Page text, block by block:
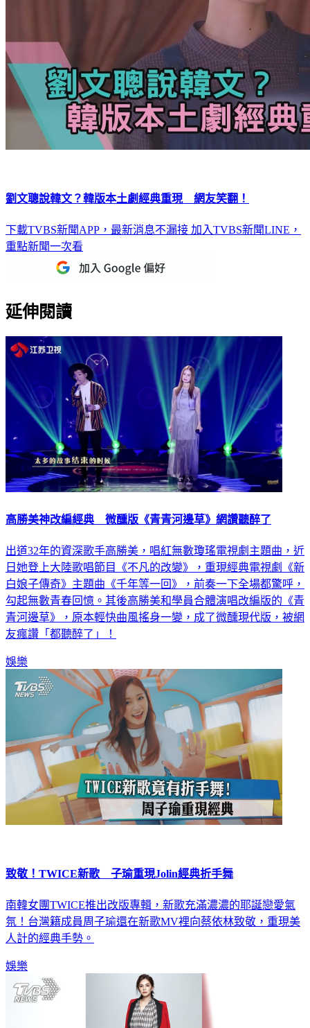
劉文聰說韓文？韓版本土劇經典重現 網友笑翻！
下載TVBS新聞APP，最新消息不漏接 加入TVBS新聞LINE，
重點新聞一次看
延伸閱讀
高勝美神改編經典 微醺版《青青河邊草》網讚聽醉了
出道32年的資深歌手高勝美，唱紅無數瓊瑤電視劇主題曲，近
日她登上大陸歌唱節目《不凡的改變》，重現經典電視劇《新
白娘子傳奇》主題曲《千年等一回》，前奏一下全場都驚呼，
勾起無數青春回憶。其後高勝美和學員合體演唱改編版的《青
青河邊草》，原本輕快曲風搖身一變，成了微醺現代版，被網
友瘋讚「都聽醉了」！
娛樂
致敬！TWICE新歌 子瑜重現Jolin經典折手舞
南韓女團TWICE推出改版專輯，新歌充滿濃濃的耶誕戀愛氣
氛！台灣籍成員周子瑜還在新歌MV裡向蔡依林致敬，重現美
人計的經典手勢。
娛樂